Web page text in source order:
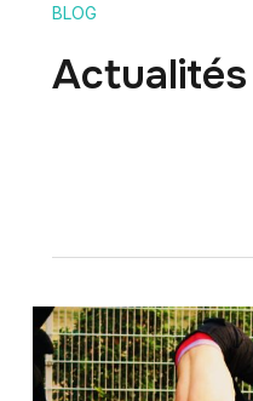
BLOG
Actualités